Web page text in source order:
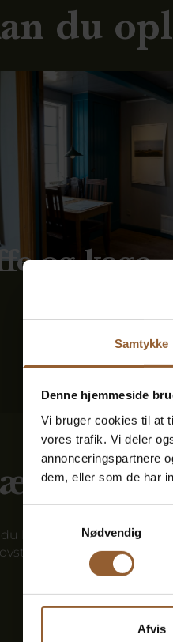
Samtykke
Denne hjemmeside
Vi bruger cookies til at
vores trafik. Vi deler
annonceringspartnere
dem, eller som de har
Nødvendig
Afvis
du
og kage
dit
har brug for at vide for
Jagthus.